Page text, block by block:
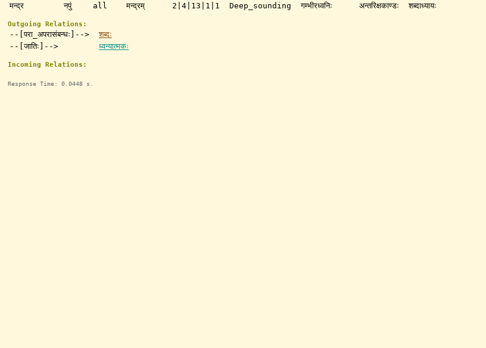
मन्द्र
नपुं all मन्द्रम् 2|4|13|1|1 Deep_sounding गम्भीरध्वनिः अन्तरिक्षकाण्डः शब्दाध्यायः
Outgoing Relations:
--[परा_अपरासंबन्धः]-->
शब्दः
--[जातिः]-->
ध्वन्यात्मकः
Incoming Relations:
Response Time: 0.0448 s.